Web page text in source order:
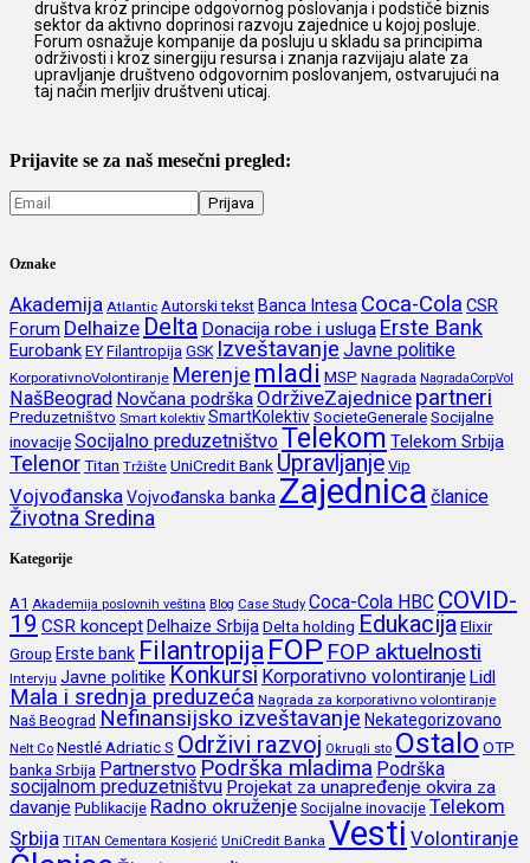
društva kroz principe odgovornog poslovanja i podstiče biznis
sektor da aktivno doprinosi razvoju zajednice u kojoj posluje.
Forum osnažuje kompanije da posluju u skladu sa principima
održivosti i kroz sinergiju resursa i znanja razvijaju alate za
upravljanje društveno odgovornim poslovanjem, ostvarujući na
taj način merljiv društveni uticaj.
Prijavite se za naš mesečni pregled:
Oznake
Akademija Atlantic Autorski tekst Banca Intesa Coca-Cola CSR
Forum Delhaize Delta Donacija robe i usluga Erste Bank
EurobankEY Filantropija GSK Izveštavanje Javne politike
KorporativnoVolontiranje Merenje mladi MSP Nagrada NagradaCorpVol
NašBeograd Novčana podrška OdrživeZajednice partneri
Preduzetništvo Smart kolektiv SmartKolektivSocieteGeneraleSocijalne
inovacijeSocijalno preduzetništvoTelekom Telekom Srbija
TelenorTitan Tržište UniCredit Bank Upravljanje Vip
VojvođanskaVojvođanska banka Zajednica članice
Životna Sredina
Kategorije
A1 Akademija poslovnih veština Blog Case Study Coca-Cola HBC COVID-
19 CSR konceptDelhaize Srbija Delta holding Edukacija Elixir
Group Erste bank Filantropija FOP FOP aktuelnosti
Intervju Javne politike Konkursi Korporativno volontiranjeLidl
Mala i srednja preduzeća Nagrada za korporativno volontiranje
Naš Beograd Nefinansijsko izveštavanje Nekategorizovano
Nelt Co Nestlé Adriatic S Održivi razvoj Okrugli sto Ostalo OTP
banka Srbija Partnerstvo Podrška mladima Podrška
socijalnom preduzetništvu Projekat za unapređenje okvira za
davanje Publikacije Radno okruženje Socijalne inovacije Telekom
Srbija TITAN Cementara Kosjerić UniCredit Banka Vesti Volontiranje